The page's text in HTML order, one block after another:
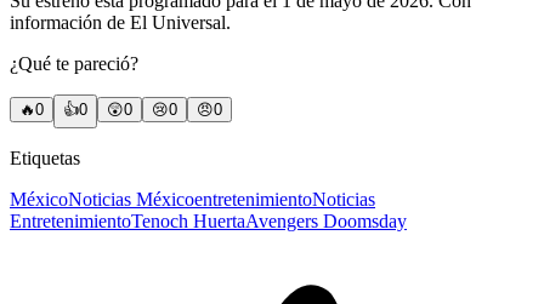
información de El Universal.
¿Qué te pareció?
🔥0 👍0 😲0 😢0 😠0
Etiquetas
MéxicoNoticias MéxicoentretenimientoNoticias
EntretenimientoTenoch HuertaAvengers Doomsday